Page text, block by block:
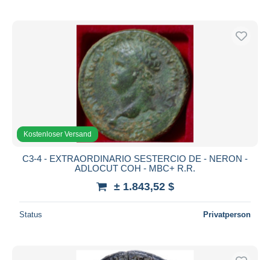
Kostenloser Versand
C3-4 - EXTRAORDINARIO SESTERCIO DE - NERON -
ADLOCUT COH - MBC+ R.R.
± 1.843,52 $
Status Privatperson